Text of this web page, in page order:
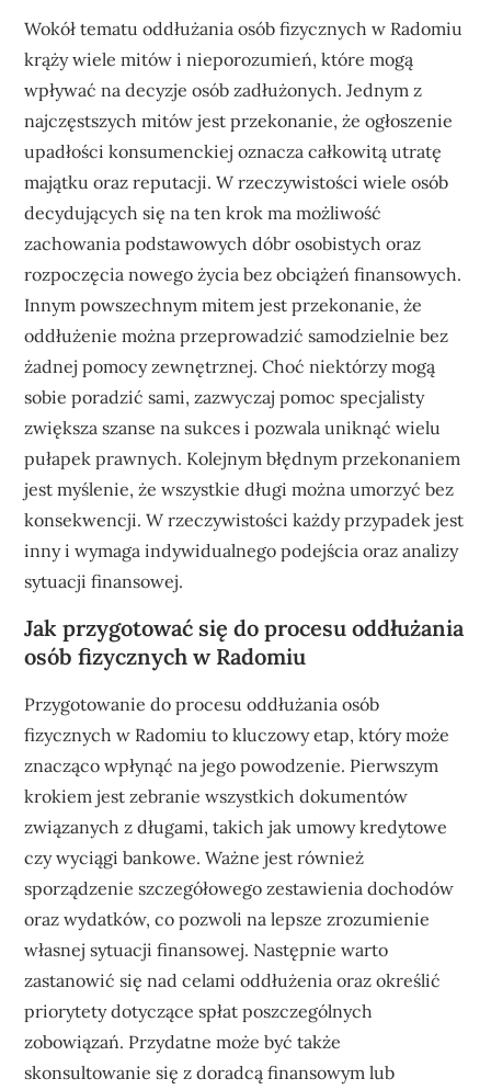
Wokół tematu oddłużania osób fizycznych w Radomiu
krąży wiele mitów i nieporozumień, które mogą
wpływać na decyzje osób zadłużonych. Jednym z
najczęstszych mitów jest przekonanie, że ogłoszenie
upadłości konsumenckiej oznacza całkowitą utratę
majątku oraz reputacji. W rzeczywistości wiele osób
decydujących się na ten krok ma możliwość
zachowania podstawowych dóbr osobistych oraz
rozpoczęcia nowego życia bez obciążeń finansowych.
Innym powszechnym mitem jest przekonanie, że
oddłużenie można przeprowadzić samodzielnie bez
żadnej pomocy zewnętrznej. Choć niektórzy mogą
sobie poradzić sami, zazwyczaj pomoc specjalisty
zwiększa szanse na sukces i pozwala uniknąć wielu
pułapek prawnych. Kolejnym błędnym przekonaniem
jest myślenie, że wszystkie długi można umorzyć bez
konsekwencji. W rzeczywistości każdy przypadek jest
inny i wymaga indywidualnego podejścia oraz analizy
sytuacji finansowej.
Jak przygotować się do procesu oddłużania
osób fizycznych w Radomiu
Przygotowanie do procesu oddłużania osób
fizycznych w Radomiu to kluczowy etap, który może
znacząco wpłynąć na jego powodzenie. Pierwszym
krokiem jest zebranie wszystkich dokumentów
związanych z długami, takich jak umowy kredytowe
czy wyciągi bankowe. Ważne jest również
sporządzenie szczegółowego zestawienia dochodów
oraz wydatków, co pozwoli na lepsze zrozumienie
własnej sytuacji finansowej. Następnie warto
zastanowić się nad celami oddłużenia oraz określić
priorytety dotyczące spłat poszczególnych
zobowiązań. Przydatne może być także
skonsultowanie się z doradcą finansowym lub